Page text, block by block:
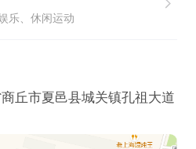
乐、休闲运动
丘市夏邑县城关镇孔祖大道